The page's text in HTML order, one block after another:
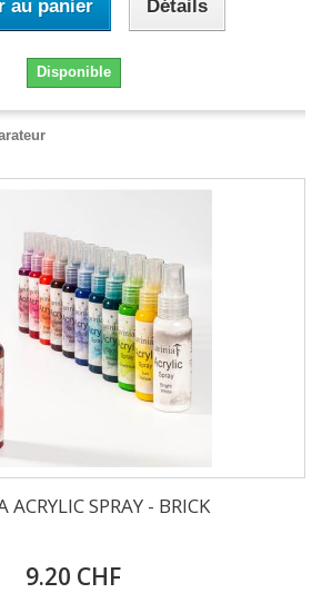
au panier Détails
Disponible
ACRYLIC SPRAY - BRICK
9.20 CHF